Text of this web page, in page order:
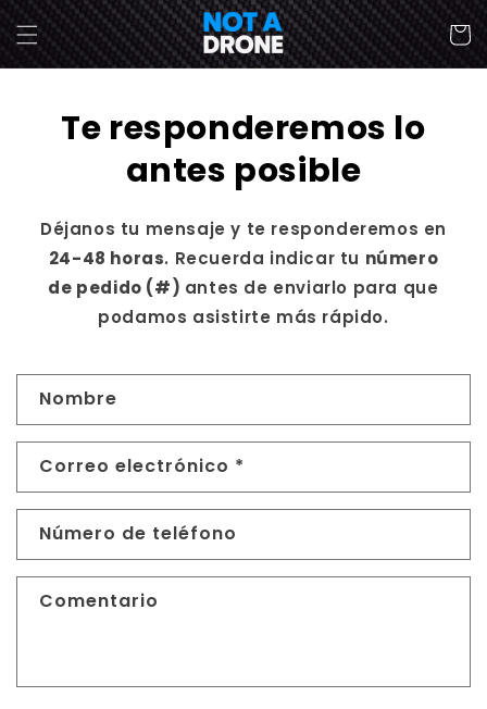
contenido
Te responderemos lo
antes posible
Déjanos tu mensaje y te responderemos en
24-48 horas. Recuerda indicar tu número
de pedido (#) antes de enviarlo para que
podamos asistirte más rápido.
r
u
a
r
Nombre
Correo electrónico *
Número de teléfono
Comentario